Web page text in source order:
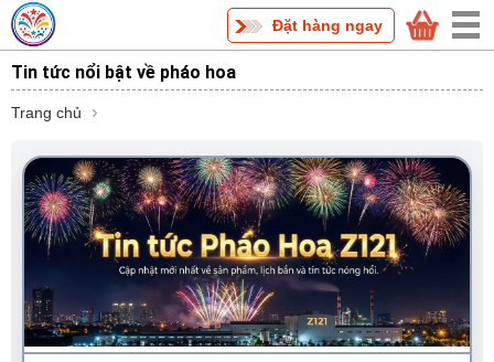
Đặt hàng ngay
Tin tức nổi bật về pháo hoa
Trang chủ